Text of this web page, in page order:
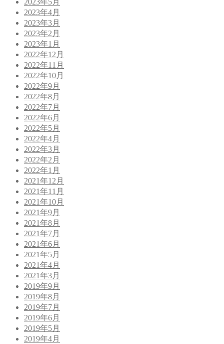
2023年4月
2023年3月
2023年2月
2023年1月
2022年12月
2022年11月
2022年10月
2022年9月
2022年8月
2022年7月
2022年6月
2022年5月
2022年4月
2022年3月
2022年2月
2022年1月
2021年12月
2021年11月
2021年10月
2021年9月
2021年8月
2021年7月
2021年6月
2021年5月
2021年4月
2021年3月
2019年9月
2019年8月
2019年7月
2019年6月
2019年5月
2019年4月